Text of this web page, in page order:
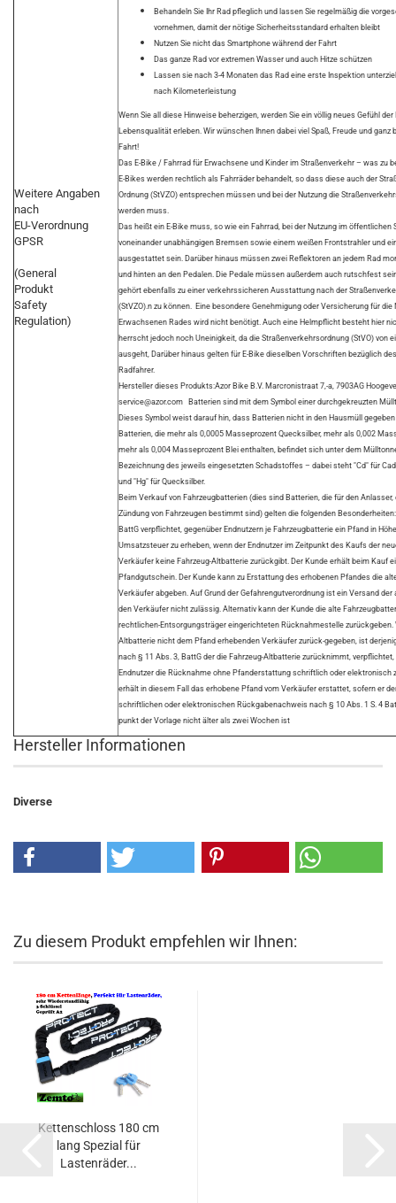
Weitere Angaben
nach
EU-Verordnung
GPSR
(General
Produkt
Safety
Regulation)
Behandeln Sie Ihr Rad pfleglich und lassen Sie regelmäßig die
vornehmen, damit der nötige Sicherheitsstandard erhalten bleibt
Nutzen Sie nicht das Smartphone während der Fahrt
Das ganze Rad vor extremen Wasser und auch Hitze schützen
Lassen sie nach 3-4 Monaten das Rad eine erste Inspektion
nach Kilometerleistung
Wenn Sie all diese Hinweise beherzigen, werden Sie ein völlig neues Gefühl
Lebensqualität erleben. Wir wünschen Ihnen dabei viel Spaß, Freude und ganz
Fahrt!
Das E-Bike / Fahrrad für Erwachsene und Kinder im Straßenverkehr – was zu
E-Bikes werden rechtlich als Fahrräder behandelt, so dass diese auch der
Ordnung (StVZO) entsprechen müssen und bei der Nutzung die
werden muss.
Das heißt ein E-Bike muss, so wie ein Fahrrad, bei der Nutzung im öffentlichen
voneinander unabhängigen Bremsen sowie einem weißen Frontstrahler und
ausgestattet sein. Darüber hinaus müssen zwei Reflektoren an jedem Rad
und hinten an den Pedalen. Die Pedale müssen außerdem auch rutschfest
gehört ebenfalls zu einer verkehrssicheren Ausstattung nach der
(StVZO).n zu können. Eine besondere Genehmigung oder Versicherung für
Erwachsenen Rades wird nicht benötigt. Auch eine Helmpflicht besteht hier
herrscht jedoch noch Uneinigkeit, da die Straßenverkehrsordnung (StVO) von
ausgeht, Darüber hinaus gelten für E-Bike dieselben Vorschriften bezüglich
Radfahrer.
Hersteller dieses Produkts:Azor Bike B.V. Marcronistraat 7,-a, 7903AG
service@azor.com
Batterien sind mit dem Symbol einer durchgekreuzten
Dieses Symbol weist darauf hin, dass Batterien nicht in den Hausmüll
Batterien, die mehr als 0,0005 Masseprozent Quecksilber, mehr als 0,002
mehr als 0,004 Masseprozent Blei enthalten, befindet sich unter dem
Bezeichnung des jeweils eingesetzten Schadstoffes – dabei steht "Cd" für
und "Hg" für Quecksilber.
Beim Verkauf von Fahrzeugbatterien (dies sind Batterien, die für den
Zündung von Fahrzeugen bestimmt sind) gelten die folgenden
BattG verpflichtet, gegenüber Endnutzern je Fahrzeugbatterie ein Pfand in
Umsatzsteuer zu erheben, wenn der Endnutzer im Zeitpunkt des Kaufs der
Verkäufer keine Fahrzeug-Altbatterie zurückgibt. Der Kunde erhält beim Kauf
Pfandgutschein. Der Kunde kann zu Erstattung des erhobenen Pfandes die
Verkäufer abgeben. Auf Grund der Gefahrengutverordnung ist ein Versand der
den Verkäufer nicht zulässig. Alternativ kann der Kunde die alte
rechtlichen-Entsorgungsträger eingerichteten Rücknahmestelle zurückgeben.
Altbatterie nicht dem Pfand erhebenden Verkäufer zurück-gegeben, ist
nach § 11 Abs. 3, BattG der die Fahrzeug-Altbatterie zurücknimmt,
Endnutzer die Rücknahme ohne Pfanderstattung schriftlich oder elektronisch
erhält in diesem Fall das erhobene Pfand vom Verkäufer erstattet, sofern er
schriftlichen oder elektronischen Rückgabenachweis nach § 10 Abs. 1 S. 4
punkt der Vorlage nicht älter als zwei Wochen ist
Hersteller Informationen
Diverse
Zu diesem Produkt empfehlen wir Ihnen:
Kettenschloss 180 cm
lang Spezial für
Lastenräder...